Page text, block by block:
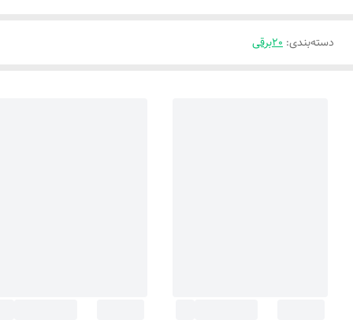
دسته‌بندی: 20برقی